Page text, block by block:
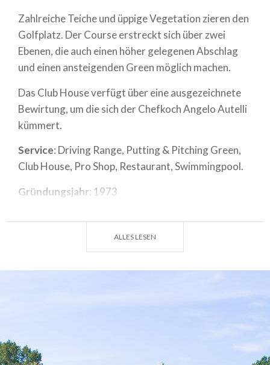
Zahlreiche Teiche und üppige Vegetation zieren den
Golfplatz. Der Course erstreckt sich über zwei
Ebenen, die auch einen höher gelegenen Abschlag
und einen ansteigenden Green möglich machen.
Das Club House verfügt über eine ausgezeichnete
Bewirtung, um die sich der Chefkoch Angelo Autelli
kümmert.
Service: Driving Range, Putting & Pitching Green,
Club House, Pro Shop, Restaurant, Swimmingpool.
Gründungsjahr: 1973
Par: 71 Anz.
Saisondauer: ganzjährig.
ALLES LESEN